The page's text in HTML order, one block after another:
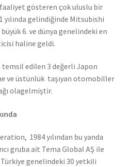
gösteren çok uluslu bir
yılında gelindiğinde Mitsubishi
6. ve dünya genelindeki en
haline geldi.
edilen 3 değerli Japon
ve üstünlük taşıyan otomobiller
olagelmiştir.
1984 yılından bu yanda
gruba ait Tema Global AŞ ile
genelindeki 30 yetkili